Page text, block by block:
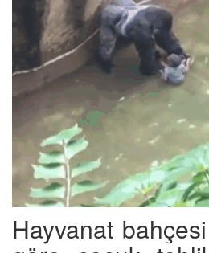
Hayvanat